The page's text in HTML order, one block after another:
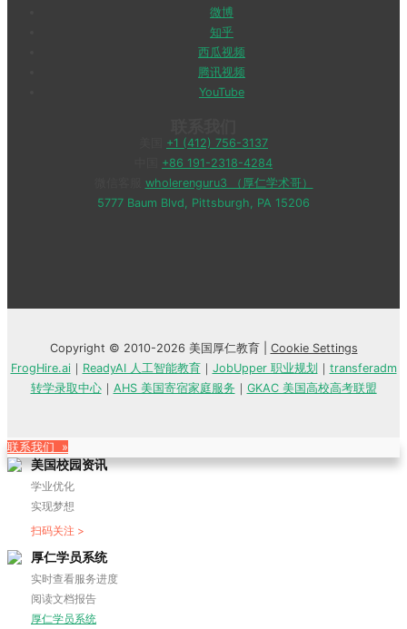
微博
知乎
西瓜视频
腾讯视频
YouTube
+1 (412) 756-3137
+86 191-2318-4284
wholerenguru3 （厚仁学术哥）
5777 Baum Blvd, Pittsburgh, PA 15206
Copyright © 2010-2026 美国厚仁教育 | Cookie Settings
FrogHire.ai｜ ReadyAI 人工智能教育｜ JobUpper 职业规划 ｜ transferadm
转学录取中心｜ AHS 美国寄宿家庭服务 ｜ GKAC 美国高校高考联盟
联系我们 »
美国校园资讯
学业优化
实现梦想
扫码关注 >
厚仁学员系统
实时查看服务进度
阅读文档报告
厚仁学员系统